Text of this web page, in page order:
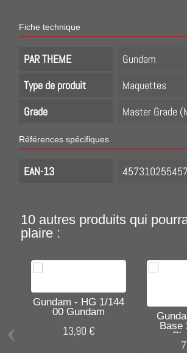
Fiche technique
PAR THEME
Gundam
Type de produit
Maquettes
Grade
Master Grade
Références spécifiques
EAN-13
10 autres produits qui
plaire :
Gundam - HG 1/144
00 Gundam
13,90 €
Base
‹